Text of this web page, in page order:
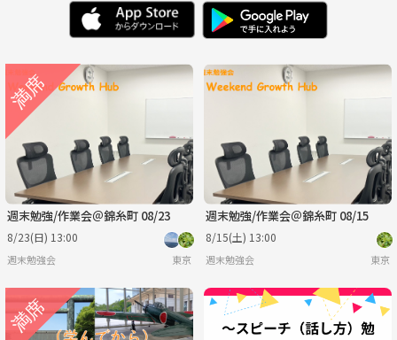
火
8/18
水
8/19
金
8/21
土
8/22
8/24 8/25 8/26 8/27 8/28 8/29
日 月 水 木 金
週末勉強/作業会＠錦糸町 08/23
8/23(日) 13:00
週末勉強会 東京
週末勉強/作業会＠錦糸町 08/15
8/15(土) 13:00
週末勉強会 東京